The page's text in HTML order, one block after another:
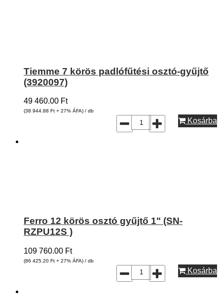
Tiemme 7 körös padlófűtési osztó-gyűjtő
(3920097)
49 460.00 Ft
(38 944.88 Ft + 27% ÁFA) / db
Kosárba
Ferro 12 körös osztó gyűjtő 1" (SN-
RZPU12S )
109 760.00 Ft
(86 425.20 Ft + 27% ÁFA) / db
Kosárba